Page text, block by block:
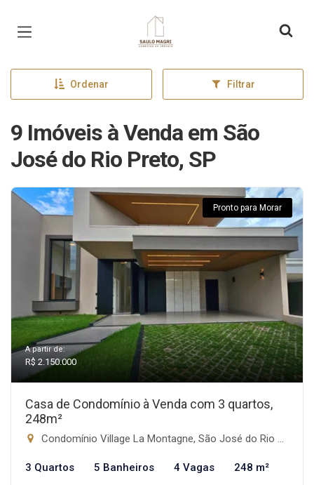
Página inicial
Ordenar Filtrar
9 Imóveis à Venda em São
José do Rio Preto, SP
Pronto para Morar
A partir de:
R$ 2.150.000
Casa de Condomínio à Venda com 3 quartos,
248m²
Condomínio Village La Montagne, São José do Rio Preto-SP
3 Quartos 5 Banheiros 4 Vagas 248 m²